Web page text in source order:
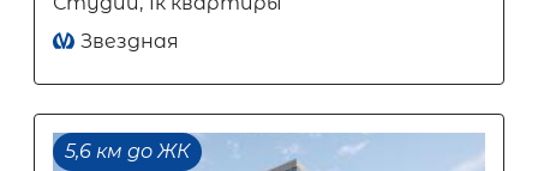
Звездная
5,6 км до ЖК